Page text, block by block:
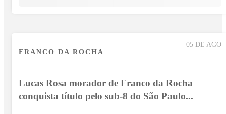
05 DE AGO
FRANCO DA ROCHA
Lucas Rosa morador de Franco da Rocha
conquista título pelo sub-8 do São Paulo...